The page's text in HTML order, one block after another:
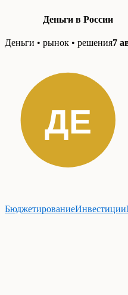
Деньги в России
Skip
Деньги • рынок • решения7
БюджетированиеИнвестиции